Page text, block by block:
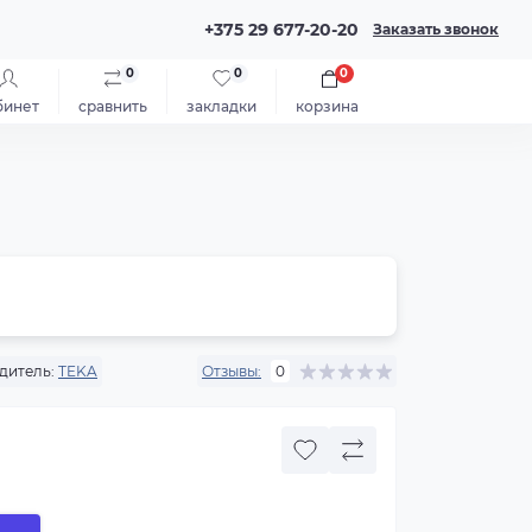
+375 29 677-20-20 Заказать звонок
сравнить
0
закладки
0
корзина
0
TEKA Отзывы: 0